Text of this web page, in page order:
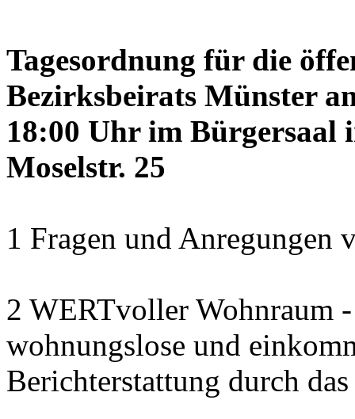
Tagesordnung für die
Bezirksbeirats Münster
18:00 Uhr im
Moselstr. 25
1 Fragen und Anregungen
2 WERTvoller Wohnraum
wohnungslose und
Berichterstattung durch